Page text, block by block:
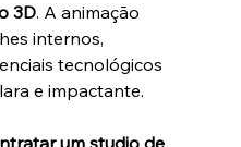
3D. A animação
internos,
tecnológicos
e impactante.